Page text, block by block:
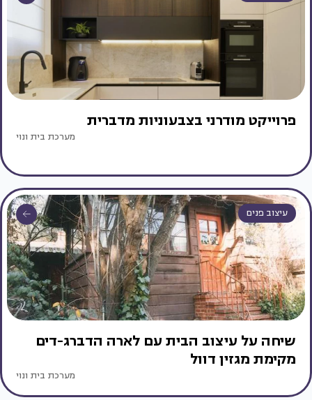
פרוייקט מודרני בצבעוניות מדברית
מערכת בית ונוי
עיצוב פנים
שיחה על עיצוב הבית עם לארה הדברג-דים
מקימת מגזין דוול
מערכת בית ונוי